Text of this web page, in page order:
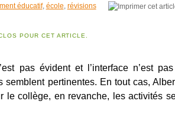
éducatif, école, révisions
POUR CET ARTICLE.
pas évident et l’interface n’est
semblent pertinentes. En tout cas,
le collège, en revanche, les activités